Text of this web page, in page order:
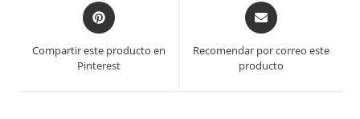
Opens
in
new
Compartir este producto en
Pinterest
Opens
in
new
Recomendar por correo este
producto